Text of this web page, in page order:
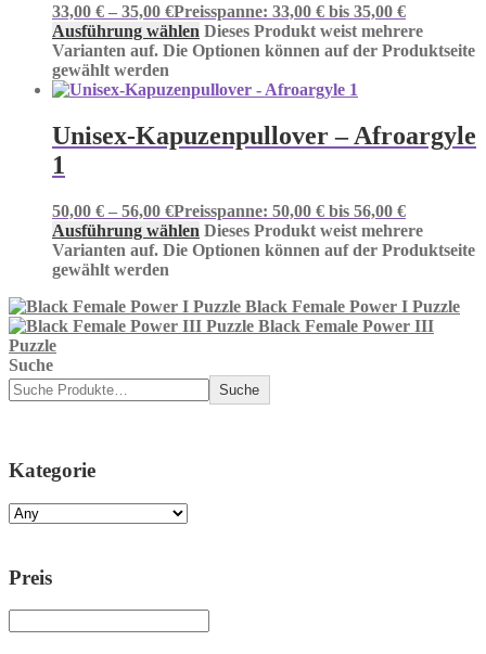
33,00 € – 35,00 €Preisspanne: 33,00 € bis 35,00 €
Ausführung wählen Dieses Produkt weist mehrere
Varianten auf. Die Optionen können auf der Produktseite
gewählt werden
Unisex-Kapuzenpullover – Afroargyle
1
50,00 € – 56,00 €Preisspanne: 50,00 € bis 56,00 €
Ausführung wählen Dieses Produkt weist mehrere
Varianten auf. Die Optionen können auf der Produktseite
gewählt werden
Black Female Power I Puzzle
Black Female Power III
Puzzle
Suche
Suche
Kategorie
Preis